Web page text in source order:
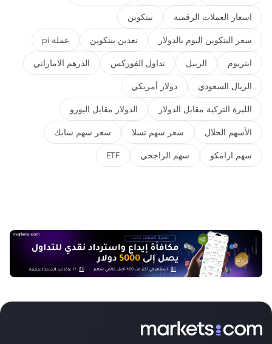
اسعار العملات الرقمية بيتكوين
سعر البتكوين اليوم بالدولار تعدين بيتكوين عملة pi
ايثريوم الريبل تداول الفوركس الدرهم الاماراتي
الريال السعودي دولار أمريكي
الليرة التركية مقابل الدولار الدولار مقابل اليورو
الأسهم الحلال سعر سهم تسلا سعر سهم سابك
سهم ارامكو سهم الراجحي ETF